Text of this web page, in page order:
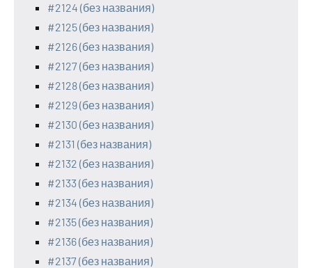
#2124 (без названия)
#2125 (без названия)
#2126 (без названия)
#2127 (без названия)
#2128 (без названия)
#2129 (без названия)
#2130 (без названия)
#2131 (без названия)
#2132 (без названия)
#2133 (без названия)
#2134 (без названия)
#2135 (без названия)
#2136 (без названия)
#2137 (без названия)